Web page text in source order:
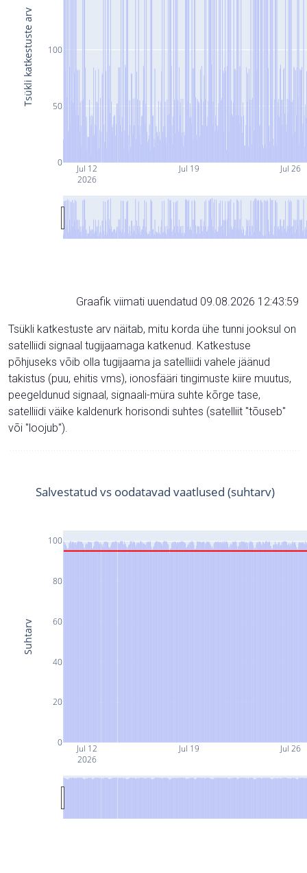
Jul 12
2026
Jul 19 Jul 26
0
50
100
Tsükli katkestuste arv
Graafik viimati uuendatud 09.08.2026 12:43:59
Tsükli katkestuste arv näitab, mitu korda ühe tunni jooksul on
satelliidi signaal tugijaamaga katkenud. Katkestuse
põhjuseks võib olla tugijaama ja satelliidi vahele jäänud
takistus (puu, ehitis vms), ionosfääri tingimuste kiire muutus,
peegeldunud signaal, signaali-müra suhte kõrge tase,
satelliidi väike kaldenurk horisondi suhtes (satelliit "tõuseb"
või "loojub").
Jul 12
2026
Jul 19 Jul 26
0
20
40
60
80
100
Salvestatud vs oodatavad vaatlused (suhtarv)
Suhtarv